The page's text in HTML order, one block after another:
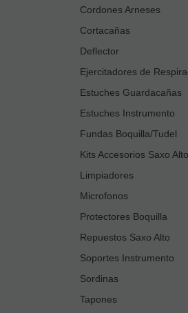
Cordones Arneses
Cortacañas
Deflector
Ejercitadores de
Estuches Guardacañas
Estuches Instrumento
Fundas Boquilla/Tudel
Kits Accesorios Saxo Alto
Limpiadores
Microfonos
Protectores Boquilla
Repuestos Saxo Alto
Soportes Instrumento
Sordinas
Tapones